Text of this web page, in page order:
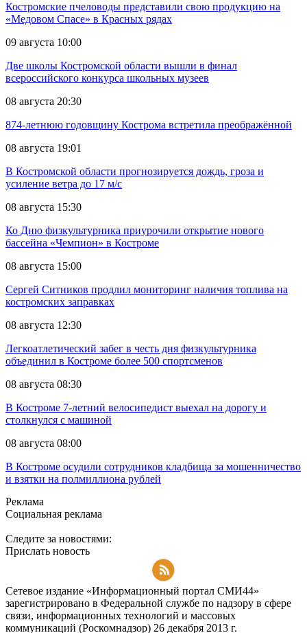
Костромские пчеловоды представили свою продукцию на
«Медовом Спасе» в Красных рядах
09 августа 10:00
Две школы Костромской области вышли в финал
всероссийского конкурса школьных музеев
08 августа 20:30
874-летнюю годовщину Кострома встретила преображённой
08 августа 19:01
В Костромской области прогнозируется дождь, гроза и
усиление ветра до 17 м/с
08 августа 15:30
Ко Дню физкультурника приурочили открытие нового
бассейна «Чемпион» в Костроме
08 августа 15:00
Сергей Ситников продлил мониторинг наличия топлива на
костромских заправках
08 августа 12:30
Легкоатлетический забег в честь дня физкультурника
объединил в Костроме более 500 спортсменов
08 августа 08:30
В Костроме 7-летний велосипедист выехал на дорогу и
столкнулся с машиной
08 августа 08:00
В Костроме осудили сотрудников кладбища за мошенничество
и взятки на полмиллиона рублей
Реклама
Социальная реклама
Следите за новостями:
Прислать новость
Сетевое издание «Информационный портал СМИ44»
зарегистрировано в Федеральной службе по надзору в сфере
связи, информационных технологий и массовых
коммуникаций (Роскомнадзор) 26 декабря 2013 г.